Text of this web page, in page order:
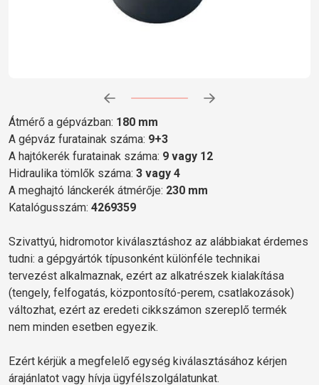
Átmérő a gépvázban: 180 mm
A gépváz furatainak száma: 9+3
A hajtókerék furatainak száma: 9 vagy 12
Hidraulika tömlők száma: 3 vagy 4
A meghajtó lánckerék átmérője: 230 mm
Katalógusszám: 4269359
Szivattyú, hidromotor kiválasztáshoz az alábbiakat érdemes
tudni: a gépgyártók típusonként különféle technikai
tervezést alkalmaznak, ezért az alkatrészek kialakítása
(tengely, felfogatás, központosító-perem, csatlakozások)
változhat, ezért az eredeti cikkszámon szereplő termék
nem minden esetben egyezik.
Ezért kérjük a megfelelő egység kiválasztásához kérjen
árajánlatot vagy hívja ügyfélszolgálatunkat.